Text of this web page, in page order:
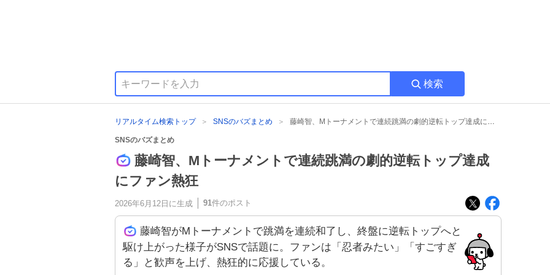
検索
リアルタイム検索トップ SNSのバズまとめ 藤崎智、Mトーナメントで連続跳満の劇的逆転トップ達成にファン熱狂
SNSのバズまとめ
藤崎智、Mトーナメントで連続跳満の劇的逆転トップ達成
にファン熱狂
2026年6月12日 に生成 91件のポスト
藤崎智がMトーナメントで跳満を連続和了し、終盤に逆転トップへと
駆け上がった様子がSNSで話題に。ファンは「忍者みたい」「すごすぎ
る」と歓声を上げ、熱狂的に応援している。